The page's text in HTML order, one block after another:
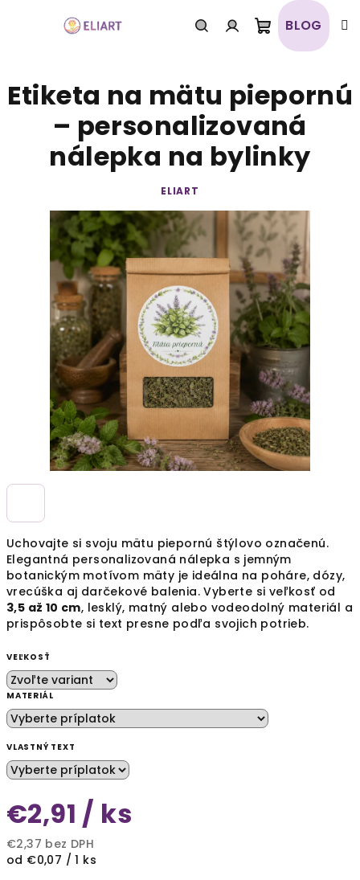
PrihlásenieNákupný
košík
BLOG
Uchovajte si svoju mätu piepornú štýlovo označenú.
Elegantná personalizovaná nálepka s jemným
botanickým motívom mäty je ideálna na poháre, dózy,
vrecúška aj darčekové balenia. Vyberte si veľkosť od
3,5 až 10 cm, lesklý, matný alebo vodeodolný materiál a
prispôsobte si text presne podľa svojich potrieb.
VEĽKOSŤ
MATERIÁL
VLASTNÝ TEXT
€2,91 / ks
€2,37 bez DPH
Jednotková
od €0,07 / 1 ks
Etiketa na mätu piepornú
– personalizovaná
nálepka na bylinky
ELIART